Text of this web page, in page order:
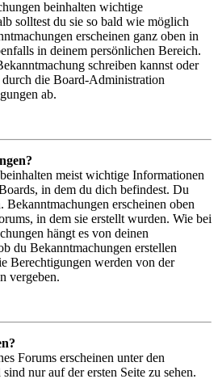
beinhalten wichtige
solltest du sie so bald wie möglich
erscheinen ganz oben in
in deinem persönlichen Bereich.
schreiben kannst oder
die Board-Administration
ab.
meist wichtige Informationen
in dem du dich befindest. Du
Bekanntmachungen erscheinen oben
in dem sie erstellt wurden. Wie bei
hängt es von deinen
du Bekanntmachungen erstellen
Berechtigungen werden von der
vergeben.
Forums erscheinen unter den
nur auf der ersten Seite zu sehen.